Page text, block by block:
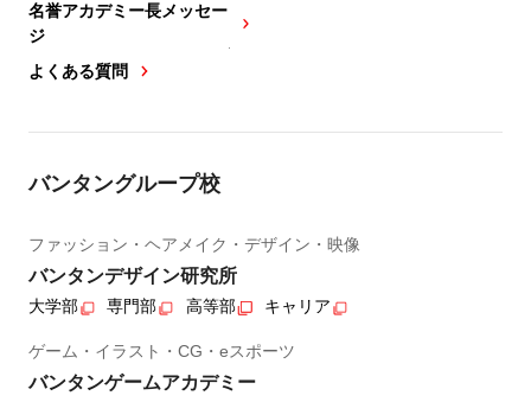
名誉アカデミー長メッセー
ジ
よくある質問
バンタングループ校
ファッション・ヘアメイク・デザイン・映像
バンタンデザイン研究所
大学部 専門部 高等部 キャリア
ゲーム・イラスト・CG・eスポーツ
バンタンゲームアカデミー